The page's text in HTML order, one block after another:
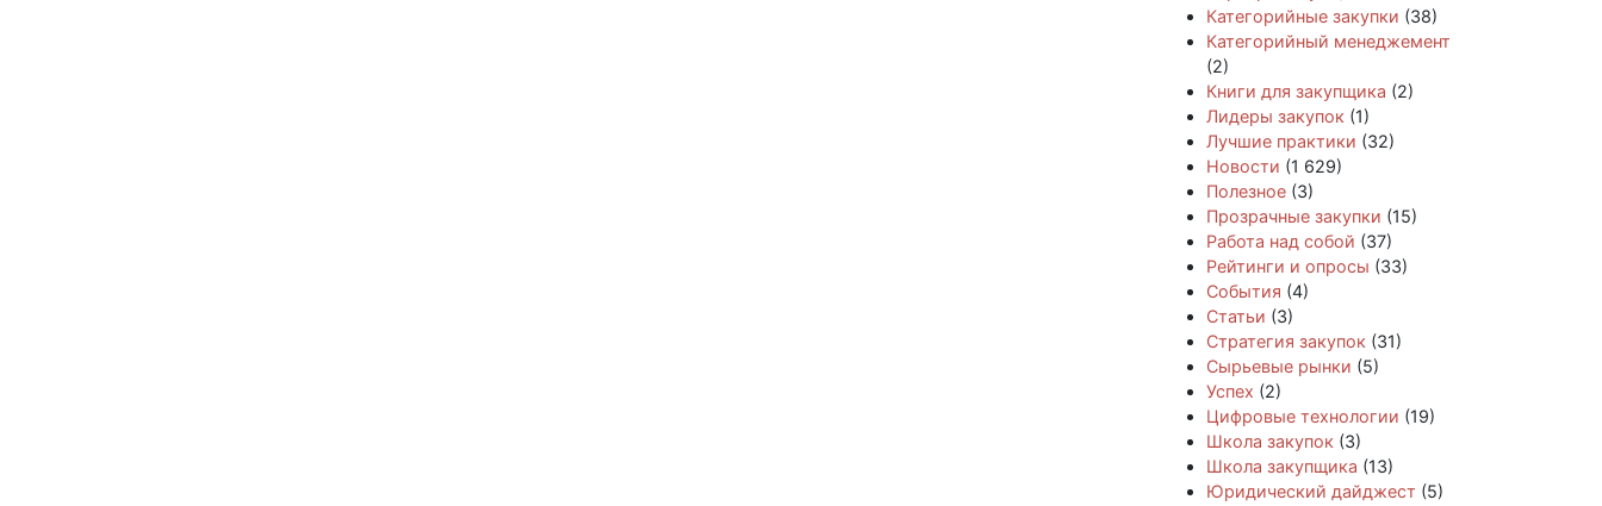
Категорийные закупки (38)
Категорийный менеджемент
(2)
Книги для закупщика (2)
Лидеры закупок (1)
Лучшие практики (32)
Новости (1 629)
Полезное (3)
Прозрачные закупки (15)
Работа над собой (37)
Рейтинги и опросы (33)
События (4)
Статьи (3)
Стратегия закупок (31)
Сырьевые рынки (5)
Успех (2)
Цифровые технологии (19)
Школа закупок (3)
Школа закупщика (13)
Юридический дайджест (5)